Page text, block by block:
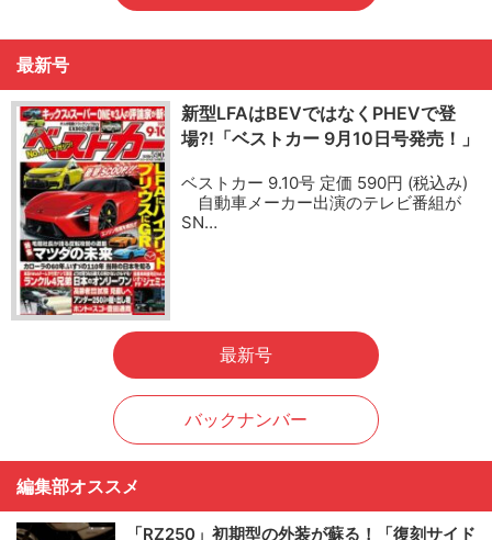
最新号
新型LFAはBEVではなくPHEVで登
場?!「ベストカー 9月10日号発売！」
ベストカー 9.10号 定価 590円 (税込み)
自動車メーカー出演のテレビ番組が
SN…
最新号
バックナンバー
編集部オススメ
「RZ250」初期型の外装が蘇る！「復刻サイド